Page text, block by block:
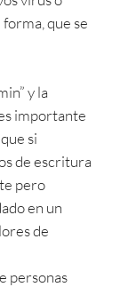
que se
y la
importante
si
de escritura
pero
en un
de
personas